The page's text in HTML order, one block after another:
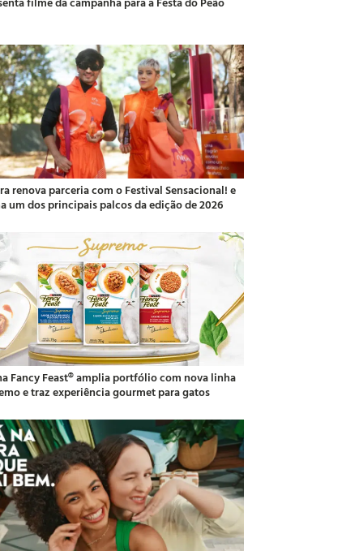
renova parceria com o Festival Sensacional! e
um dos principais palcos da edição de 2026
Fancy Feast® amplia portfólio com nova linha
e traz experiência gourmet para gatos